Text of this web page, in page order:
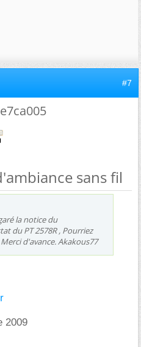
#7
sans fil
la notice du
du PT 2578R , Pourriez
d'avance. Akakous77
2009